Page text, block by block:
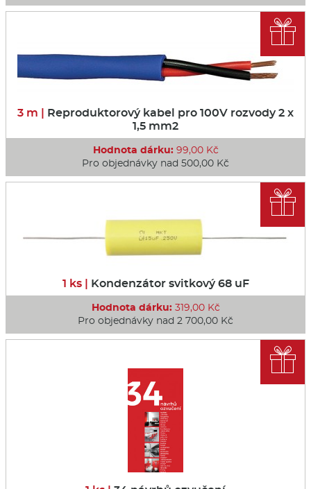
3 m | Reproduktorový kabel pro 100V rozvody 2 x
1,5 mm2
Hodnota dárku:99,00 Kč
Pro objednávky nad 500,00 Kč

1 ks | Kondenzátor svitkový 68 uF
Hodnota dárku:319,00 Kč
Pro objednávky nad 2 700,00 Kč

